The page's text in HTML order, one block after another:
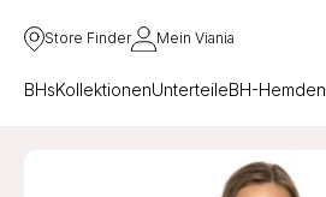
Store Finder Mein Viania
BHsKollektionenUnterteileBH-Hemden